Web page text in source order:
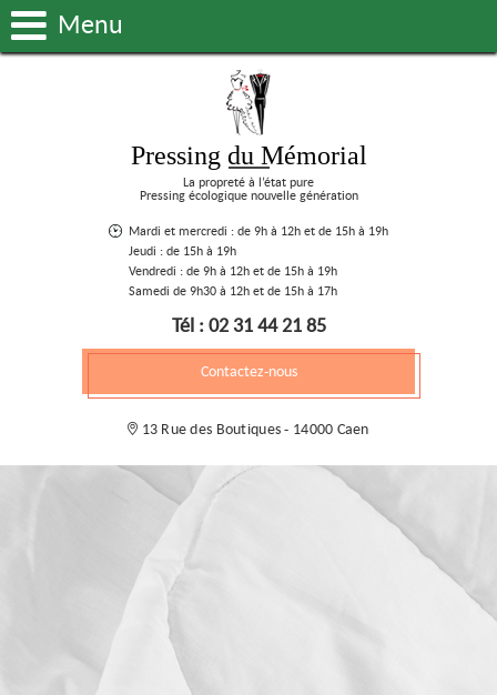
Menu
Pressing du Mémorial
La propreté à l’état pure
Pressing écologique nouvelle génération
Mardi et mercredi : de 9h à 12h et de 15h à 19h
Jeudi : de 15h à 19h
Vendredi : de 9h à 12h et de 15h à 19h
Samedi de 9h30 à 12h et de 15h à 17h
Tél : 02 31 44 21 85
Contactez-nous
13 Rue des Boutiques - 14000 Caen